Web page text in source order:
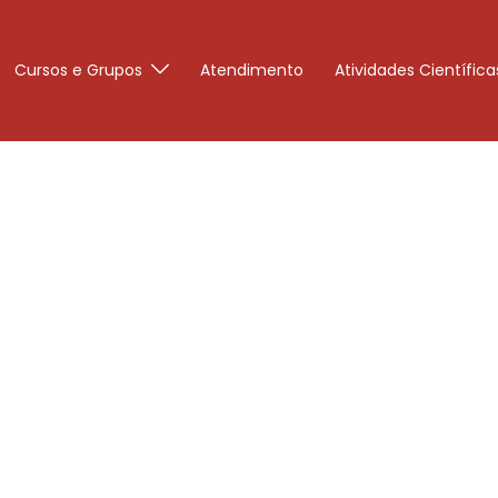
Cursos e Grupos Atendimento Atividades